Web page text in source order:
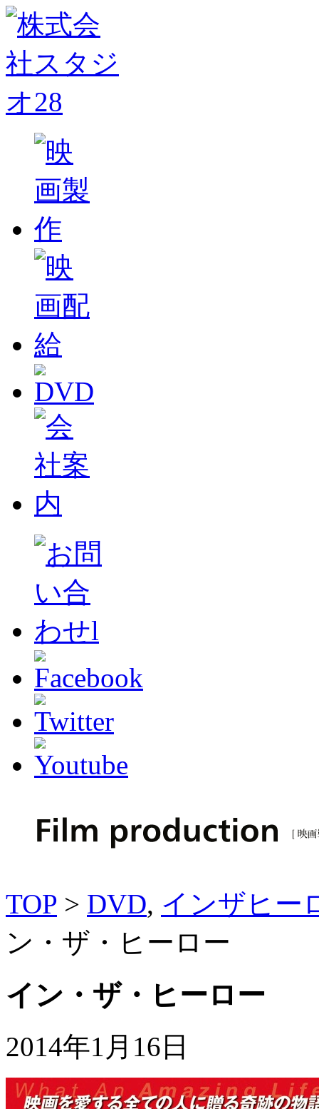
TOP > DVD, インザヒー
ン・ザ・ヒーロー
イン・ザ・ヒーロー
2014年1月16日